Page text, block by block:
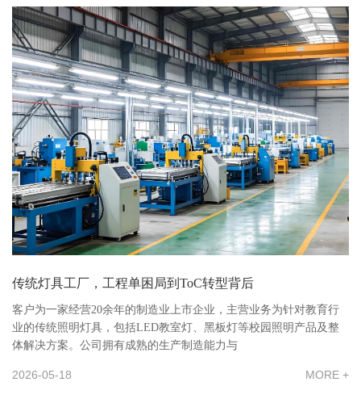
传统灯具工厂，工程单困局到ToC转型背后
客户为一家经营20余年的制造业上市企业，主营业务为针对教育行
业的传统照明灯具，包括LED教室灯、黑板灯等校园照明产品及整
体解决方案。公司拥有成熟的生产制造能力与
2026-05-18 MORE +